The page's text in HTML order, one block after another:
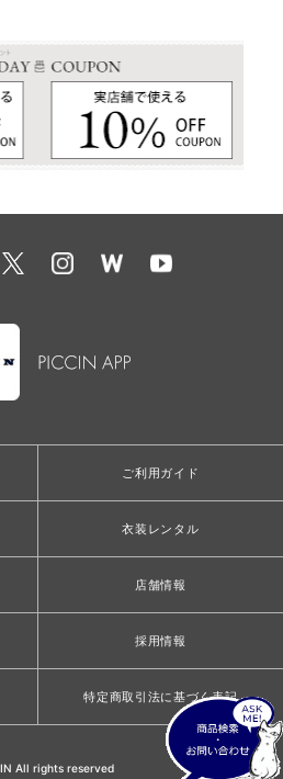
ご利用ガイド
衣装レンタル
店舗情報
採用情報
特定商取引法に基づく表記
All rights reserved